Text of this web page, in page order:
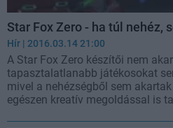
Star Fox Zero - ha túl nehéz,
Hír | 2016.03.14 21:00
A Star Fox Zero készítői nem
tapasztalatlanabb játékosokat
mivel a nehézségből sem
egészen kreatív megoldással is